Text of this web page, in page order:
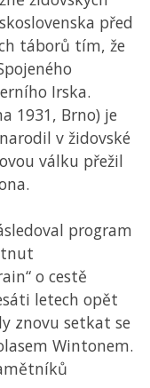
před
táborů tím, že
Irska.
1931, Brno) je
v židovské
válku přežil
program
o cestě
letech opět
znovu setkat se
Wintonem.